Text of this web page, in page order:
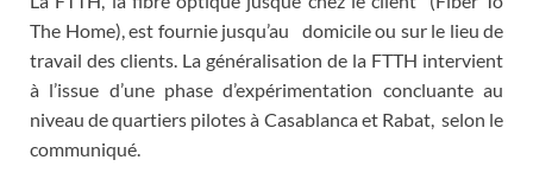
The Home), est fournie jusqu’au domicile ou sur le lieu de
travail des clients. La généralisation de la FTTH intervient
à l’issue d’une phase d’expérimentation concluante au
niveau de quartiers pilotes à Casablanca et Rabat, selon le
communiqué.